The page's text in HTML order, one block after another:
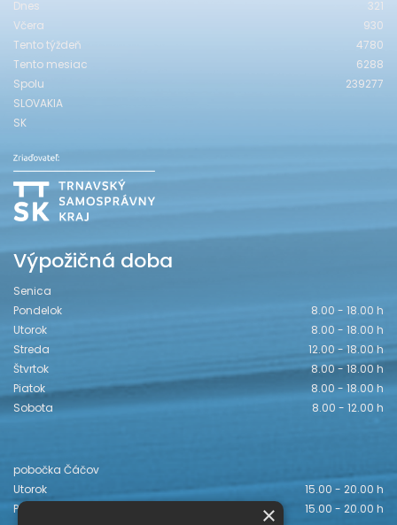
Dnes
321
Včera
930
Tento týždeň
4780
Tento mesiac
6288
Spolu
239277
SLOVAKIA
SK
Výpožičná doba
Senica
Pondelok
8.00 - 18.00 h
Utorok
8.00 - 18.00 h
Streda
12.00 - 18.00 h
Štvrtok
8.00 - 18.00 h
Piatok
8.00 - 18.00 h
Sobota
8.00 - 12.00 h
pobočka Čáčov
Utorok
15.00 - 20.00 h
Piatok
15.00 - 20.00 h
×